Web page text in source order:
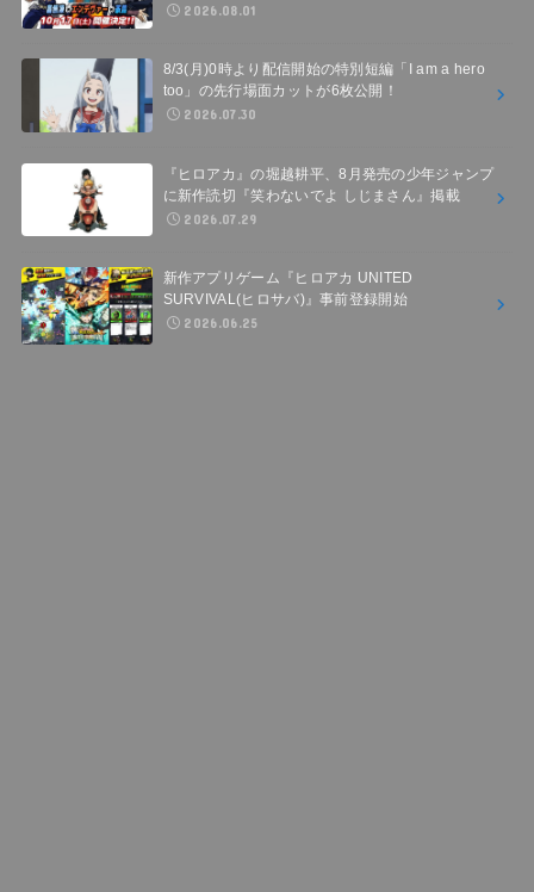
2026.08.01
8/3(月)0時より配信開始の特別短編「I am a hero
too」の先行場面カットが6枚公開！
2026.07.30
『ヒロアカ』の堀越耕平、8月発売の少年ジャンプ
に新作読切『笑わないでよ しじまさん』掲載
2026.07.29
新作アプリゲーム『ヒロアカ UNITED
SURVIVAL(ヒロサバ)』事前登録開始
2026.06.25